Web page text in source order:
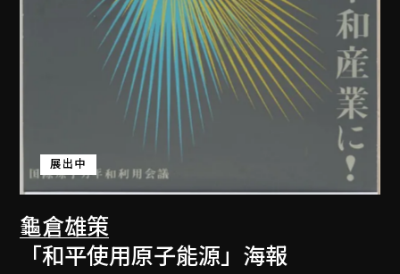
龜倉雄策
展出中
「和平使用原子能源」海報